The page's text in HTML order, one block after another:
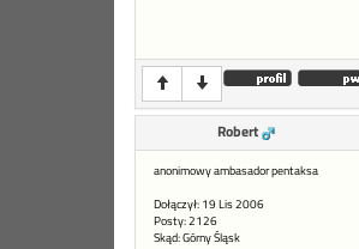
Robert
anonimowy ambasador pentaksa
Dołączył: 19 Lis 2006
Posty: 2126
Skąd: Górny Śląsk